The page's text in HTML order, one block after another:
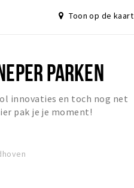
Toon op de kaart
PARKEN
innovaties en toch nog net
pak je je moment!